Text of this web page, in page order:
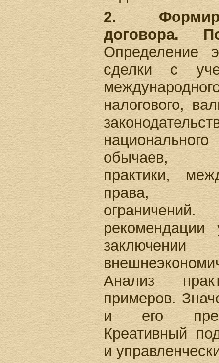
2.
договора.
Определение
сделки с
налогового,
обычаев,
практики,
права,
Анализ
примеров.
и его
Креативный
и